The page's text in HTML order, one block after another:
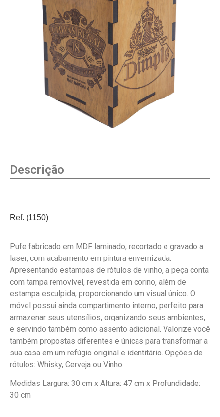
Descrição
Ref. (1150)
Pufe fabricado em MDF laminado, recortado e gravado a
laser, com acabamento em pintura envernizada.
Apresentando estampas de rótulos de vinho, a peça conta
com tampa removível, revestida em corino, além de
estampa esculpida, proporcionando um visual único. O
móvel possui ainda compartimento interno, perfeito para
armazenar seus utensílios, organizando seus ambientes,
e servindo também como assento adicional. Valorize você
também propostas diferentes e únicas para transformar a
sua casa em um refúgio original e identitário. Opções de
rótulos: Whisky, Cerveja ou Vinho.
Medidas Largura: 30 cm x Altura: 47 cm x Profundidade:
30 cm